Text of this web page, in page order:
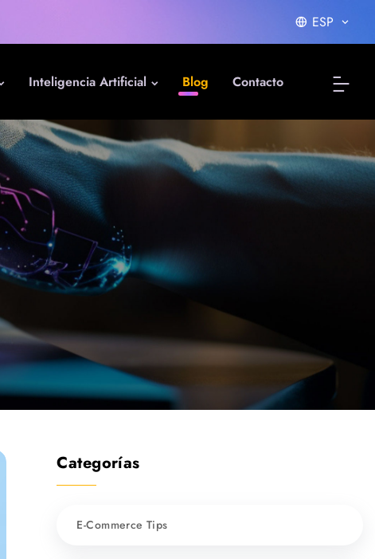
ESP
Inteligencia Artificial Blog Contacto
Categorías
E-Commerce Tips